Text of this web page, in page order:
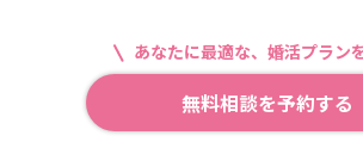
あなたに最適な、婚活プラン
無料相談を予約する